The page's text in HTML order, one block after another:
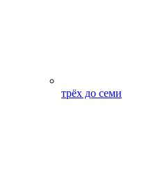
трёх до семи